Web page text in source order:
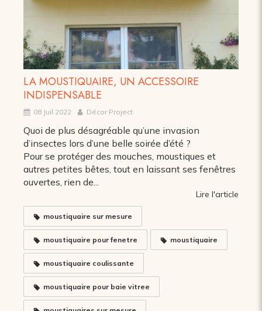
LA MOUSTIQUAIRE, UN ACCESSOIRE
INDISPENSABLE
08 Juil 2022 Décor Project
Quoi de plus désagréable qu’une invasion
d’insectes lors d’une belle soirée d’été ?
Pour se protéger des mouches, moustiques et
autres petites bêtes, tout en laissant ses fenêtres
ouvertes, rien de...
Lire l'article
moustiquaire sur mesure
moustiquaire pour fenetre moustiquaire
moustiquaire coulissante
moustiquaire pour baie vitree